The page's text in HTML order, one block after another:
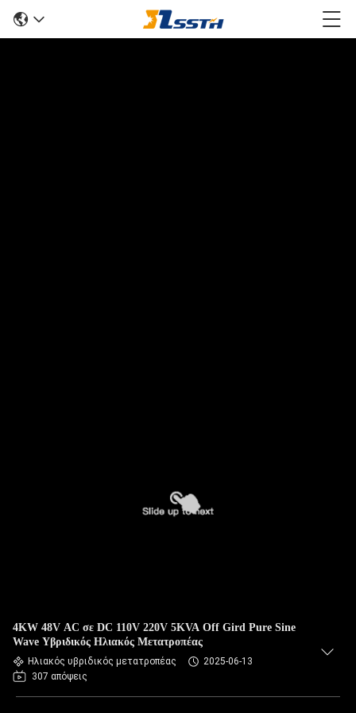
4KW 48V AC σε DC 110V 220V 5KVA Off Gird Pure Sine
Wave Υβριδικός Ηλιακός Μετατροπέας
Ηλιακός υβριδικός μετατροπέας
2025-06-13
307 απόψεις